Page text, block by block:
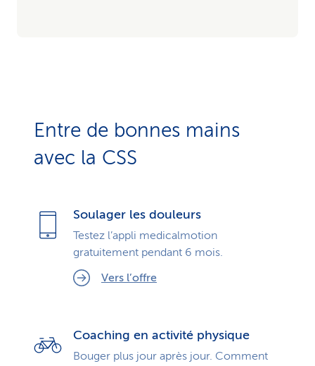
Entre de bonnes mains
avec la CSS
Soulager les douleurs
Testez l’appli medicalmotion
gratuitement pendant 6 mois.
Vers l’offre
Coaching en activité physique
Bouger plus jour après jour. Comment